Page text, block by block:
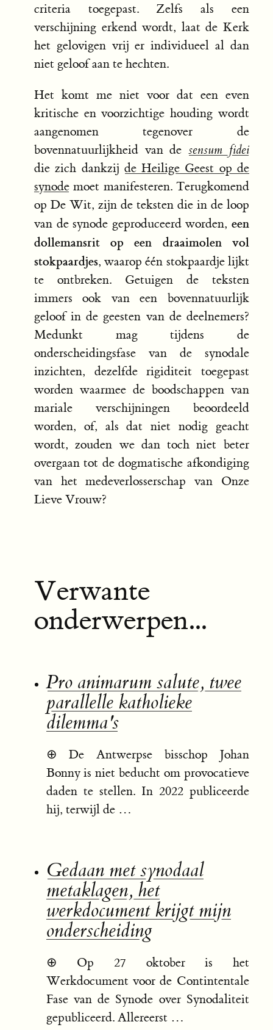
criteria toegepast. Zelfs als een
verschijning erkend wordt, laat de Kerk
het gelovigen vrij er individueel al dan
niet geloof aan te hechten.
Het komt me niet voor dat een even
kritische en voorzichtige houding wordt
aangenomen tegenover de
bovennatuurlijkheid van desensum fidei
die zich dankzij de Heilige Geest op de
synode moet manifesteren. Terugkomend
op De Wit, zijn de teksten die in de loop
van de synode geproduceerd worden, een
dollemansrit op een draaimolen vol
stokpaardjes, waarop één stokpaardje lijkt
te ontbreken. Getuigen de teksten
immers ook van een bovennatuurlijk
geloof in de geesten van de deelnemers?
Medunkt mag tijdens de
onderscheidingsfase van de synodale
inzichten, dezelfde rigiditeit toegepast
worden waarmee de boodschappen van
mariale verschijningen beoordeeld
worden, of, als dat niet nodig geacht
wordt, zouden we dan toch niet beter
overgaan tot de dogmatische afkondiging
van het medeverlosserschap van Onze
Lieve Vrouw?
Verwante
onderwerpen...
Pro animarum salute, twee
parallelle katholieke
dilemma's
⊕De Antwerpse bisschop Johan
Bonny is niet beducht om provocatieve
daden te stellen. In 2022 publiceerde
hij, terwijl de …
Gedaan met synodaal
metaklagen, het
werkdocument krijgt mijn
onderscheiding
⊕ Op 27 oktober is het
Werkdocument voor de Contintentale
Fase van de Synode over Synodaliteit
gepubliceerd. Allereerst …